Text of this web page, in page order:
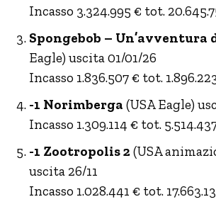
Incasso 3.324.995 € tot.
Spongebob – Un’avventura
Eagle) uscita 01/01/26
Incasso 1.836.507 € tot.
-1 Norimberga (USA Eagle)
Incasso 1.309.114 € tot.
-1 Zootropolis 2(USA
uscita 26/11
Incasso 1.028.441 € tot.